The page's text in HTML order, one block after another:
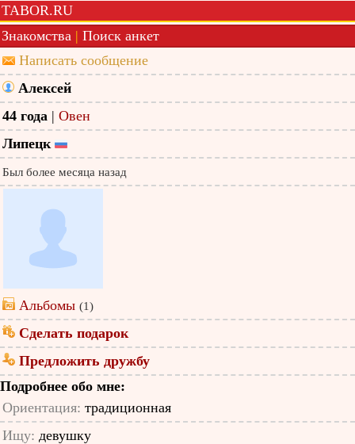
TABOR.RU
Знакомства | Поиск анкет
Написать сообщение
Алексей
44 года | Овен
Липецк
Был более месяца назад
Альбомы (1)
Сделать подарок
Предложить дружбу
Подробнее обо мне:
Ориентация: традиционная
Ищу: девушку